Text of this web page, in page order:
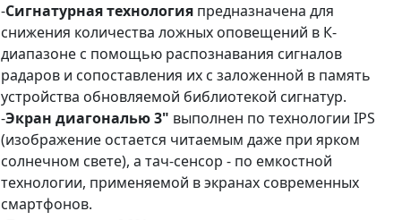
-Сигнатурная технология предназначена для
снижения количества ложных оповещений в К-
диапазоне с помощью распознавания сигналов
радаров и сопоставления их с заложенной в память
устройства обновляемой библиотекой сигнатур.
-Экран диагональю 3" выполнен по технологии IPS
(изображение остается читаемым даже при ярком
солнечном свете), а тач-сенсор - по емкостной
технологии, применяемой в экранах современных
смартфонов.